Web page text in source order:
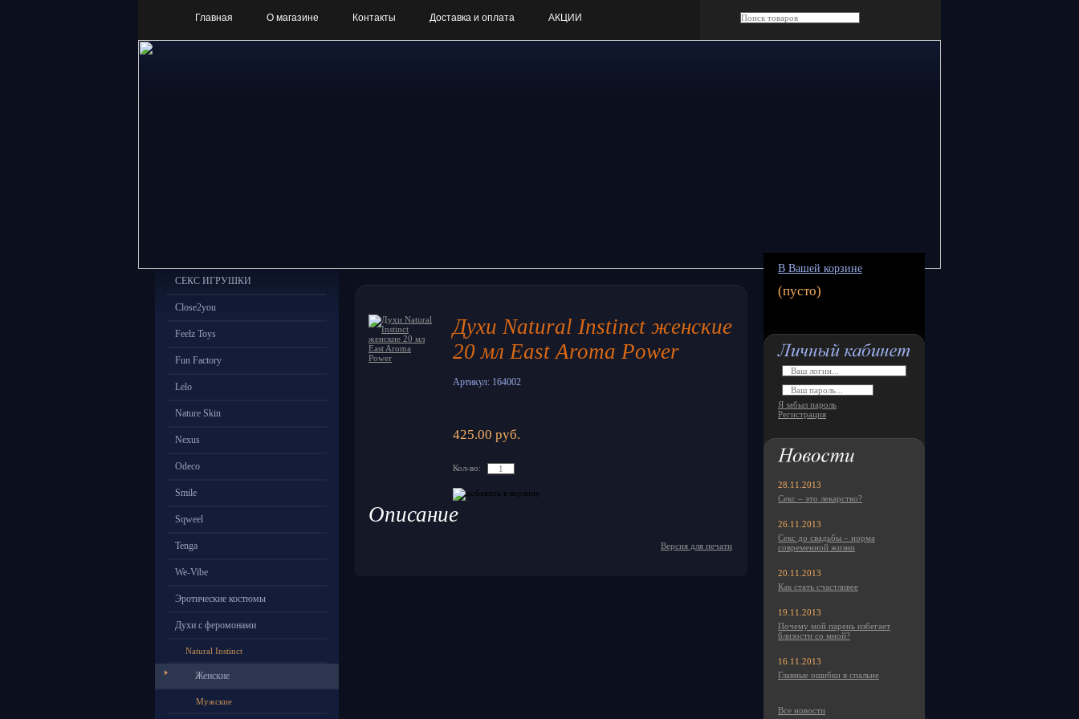
Главная О магазине Контакты Доставка и оплата АКЦИИ
СЕКС ИГРУШКИ
Close2you
Feelz Toys
Fun Factory
Lelo
Nature Skin
Nexus
Odeco
Smile
Sqweel
Tenga
We-Vibe
Эротические костюмы
Духи с феромонами
Natural Instinct
Женские
Мужские
Духи Natural Instinct женские
20 мл East Aroma Power
Артикул: 164002
425.00 руб.
Кол-во:
Описание
Версия для печати
В Вашей корзине
(пусто)
Я забыл пароль
Регистрация
28.11.2013
Секс – это лекарство?
26.11.2013
Секс до свадьбы – норма
современной жизни
20.11.2013
Как стать счастливее
19.11.2013
Почему мой парень избегает
близости со мной?
16.11.2013
Главные ошибки в спальне
Все новости